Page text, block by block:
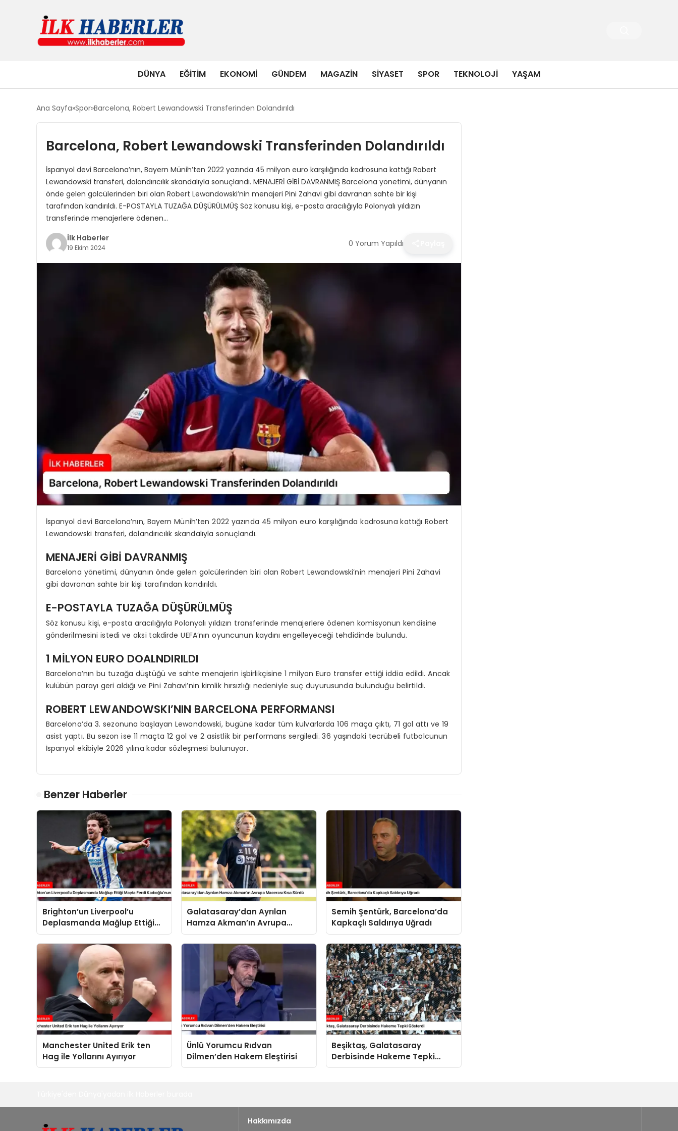
DÜNYA EĞITIM EKONOMI GÜNDEM MAGAZIN SIYASET SPOR TEKNOLOJI YAŞAM
Ana Sayfa Spor Barcelona, Robert Lewandowski Transferinden Dolandırıldı
Barcelona, Robert Lewandowski Transferinden Dolandırıldı
İspanyol devi Barcelona’nın, Bayern Münih’ten 2022 yazında 45 milyon euro karşılığında kadrosuna kattığı Robert
Lewandowski transferi, dolandırıcılık skandalıyla sonuçlandı. MENAJERİ GİBİ DAVRANMIŞ Barcelona yönetimi, dünyanın
önde gelen golcülerinden biri olan Robert Lewandowski’nin menajeri Pini Zahavi gibi davranan sahte bir kişi
tarafından kandırıldı. E-POSTAYLA TUZAĞA DÜŞÜRÜLMÜŞ Söz konusu kişi, e-posta aracılığıyla Polonyalı yıldızın
transferinde menajerlere ödenen…
İlk Haberler
19 Ekim 2024 0 Yorum Yapıldı
İspanyol devi Barcelona’nın, Bayern Münih’ten 2022 yazında 45 milyon euro karşılığında kadrosuna kattığı Robert
Lewandowski transferi, dolandırıcılık skandalıyla sonuçlandı.
MENAJERİ GİBİ DAVRANMIŞ
Barcelona yönetimi, dünyanın önde gelen golcülerinden biri olan Robert Lewandowski’nin menajeri Pini Zahavi
gibi davranan sahte bir kişi tarafından kandırıldı.
E-POSTAYLA TUZAĞA DÜŞÜRÜLMÜŞ
Söz konusu kişi, e-posta aracılığıyla Polonyalı yıldızın transferinde menajerlere ödenen komisyonun kendisine
gönderilmesini istedi ve aksi takdirde UEFA’nın oyuncunun kaydını engelleyeceği tehdidinde bulundu.
1 MİLYON EURO DOALNDIRILDI
Barcelona’nın bu tuzağa düştüğü ve sahte menajerin işbirlikçisine 1 milyon Euro transfer ettiği iddia edildi. Ancak
kulübün parayı geri aldığı ve Pini Zahavi’nin kimlik hırsızlığı nedeniyle suç duyurusunda bulunduğu belirtildi.
ROBERT LEWANDOWSKI’NIN BARCELONA PERFORMANSI
Barcelona’da 3. sezonuna başlayan Lewandowski, bugüne kadar tüm kulvarlarda 106 maça çıktı, 71 gol attı ve 19
asist yaptı. Bu sezon ise 11 maçta 12 gol ve 2 asistlik bir performans sergiledi. 36 yaşındaki tecrübeli futbolcunun
İspanyol ekibiyle 2026 yılına kadar sözleşmesi bulunuyor.
Benzer Haberler
Brighton’un Liverpool’u
Deplasmanda Mağlup Ettiği
Maçta Ferdi Kadıoğlu’nun Golü
Galatasaray’dan Ayrılan
Hamza Akman’ın Avrupa
Macerası Kısa Sürdü
Semih Şentürk, Barcelona’da
Kapkaçlı Saldırıya Uğradı
Manchester United Erik ten
Hag ile Yollarını Ayırıyor
Ünlü Yorumcu Rıdvan
Dilmen’den Hakem Eleştirisi
Beşiktaş, Galatasaray
Derbisinde Hakeme Tepki
Gösterdi
Hakkımızda